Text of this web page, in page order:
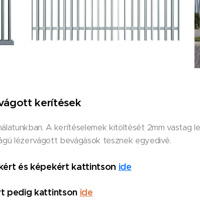
kerítések
A kerítéselemek kitöltését 2mm vastag
lézervágott bevágások tesznek egyedivé.
és képekért kattintson ide
pedig kattintson ide